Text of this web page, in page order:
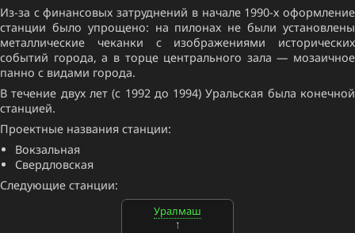
Из-за с финансовых затруднений в начале 1990-х оформление
станции было упрощено: на пилонах не были установлены
металлические чеканки с изображениями исторических
событий города, а в торце центрального зала — мозаичное
панно с видами города.
В течение двух лет (с 1992 до 1994) Уральская была конечной
станцией.
Проектные названия станции:
Вокзальная
Свердловская
Следующие станции:
Уралмаш